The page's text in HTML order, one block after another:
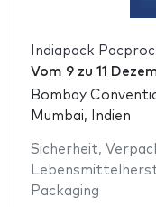
Indiapack
Vom 9zu 11
Bombay
Mumbai, Indien
Sicherheit,
Packaging